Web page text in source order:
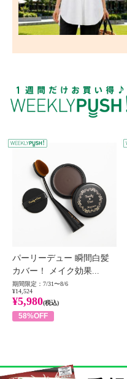
パーリーデュー 瞬間白髪
カバー！ メイク効果...
期間限定：7/31〜8/6
¥14,524
¥5,980(税込)
58%OFF